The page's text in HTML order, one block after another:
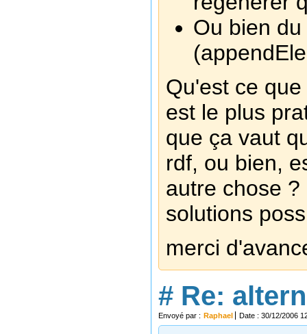
Ou bien
Qu'est ce
est le plus
que ça vaut
rdf, ou bien,
autre chose
solutions
merci
# Re:
Envoyé par : Raphael Date : 30/12/2006